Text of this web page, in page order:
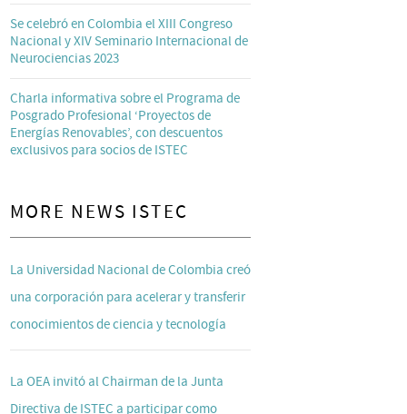
Se celebró en Colombia el XIII Congreso
Nacional y XIV Seminario Internacional de
Neurociencias 2023
Charla informativa sobre el Programa de
Posgrado Profesional ‘Proyectos de
Energías Renovables’, con descuentos
exclusivos para socios de ISTEC
MORE NEWS ISTEC
La Universidad Nacional de Colombia creó
una corporación para acelerar y transferir
conocimientos de ciencia y tecnología
La OEA invitó al Chairman de la Junta
Directiva de ISTEC a participar como